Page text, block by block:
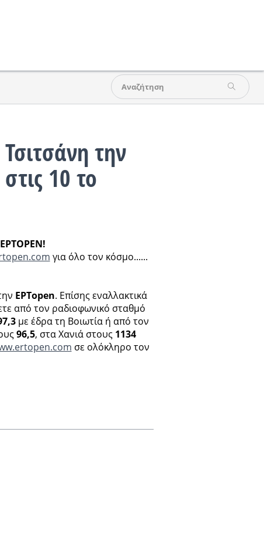
την
10 το
για όλο τον κόσμο......
ΕΡΤopen. Επίσης εναλλακτικά
από τον ραδιοφωνικό σταθμό
με έδρα τη Βοιωτία ή από τον
96,5, στα Χανιά στους 1134
σε ολόκληρο τον